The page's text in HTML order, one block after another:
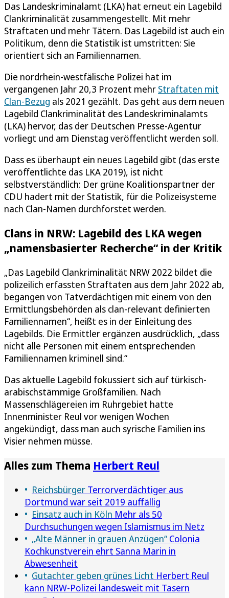
Das Landeskriminalamt (LKA) hat erneut ein Lagebild
Clankriminalität zusammengestellt. Mit mehr
Straftaten und mehr Tätern. Das Lagebild ist auch ein
Politikum, denn die Statistik ist umstritten: Sie
orientiert sich an Familiennamen.
Die nordrhein-westfälische Polizei hat im
vergangenen Jahr 20,3 Prozent mehr Straftaten mit
Clan-Bezug als 2021 gezählt. Das geht aus dem neuen
Lagebild Clankriminalität des Landeskriminalamts
(LKA) hervor, das der Deutschen Presse-Agentur
vorliegt und am Dienstag veröffentlicht werden soll.
Dass es überhaupt ein neues Lagebild gibt (das erste
veröffentlichte das LKA 2019), ist nicht
selbstverständlich: Der grüne Koalitionspartner der
CDU hadert mit der Statistik, für die Polizeisysteme
nach Clan-Namen durchforstet werden.
Clans in NRW: Lagebild des LKA wegen
„namensbasierter Recherche“ in der Kritik
„Das Lagebild Clankriminalität NRW 2022 bildet die
polizeilich erfassten Straftaten aus dem Jahr 2022 ab,
begangen von Tatverdächtigen mit einem von den
Ermittlungsbehörden als clan-relevant definierten
Familiennamen“, heißt es in der Einleitung des
Lagebilds. Die Ermittler ergänzen ausdrücklich, „dass
nicht alle Personen mit einem entsprechenden
Familiennamen kriminell sind.“
Das aktuelle Lagebild fokussiert sich auf türkisch-
arabischstämmige Großfamilien. Nach
Massenschlägereien im Ruhrgebiet hatte
Innenminister Reul vor wenigen Wochen
angekündigt, dass man auch syrische Familien ins
Visier nehmen müsse.
Alles zum Thema Herbert Reul
Reichsbürger Terrorverdächtiger aus
Dortmund war seit 2019 auffällig
Einsatz auch in Köln Mehr als 50
Durchsuchungen wegen Islamismus im Netz
„Alte Männer in grauen Anzügen“ Colonia
Kochkunstverein ehrt Sanna Marin in
Abwesenheit
Gutachter geben grünes Licht Herbert Reul
kann NRW-Polizei landesweit mit Tasern